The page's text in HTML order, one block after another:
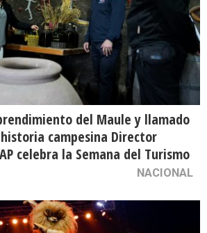
del Maule y llamado
campesina Director
celebra la Semana del Turismo
NACIONAL